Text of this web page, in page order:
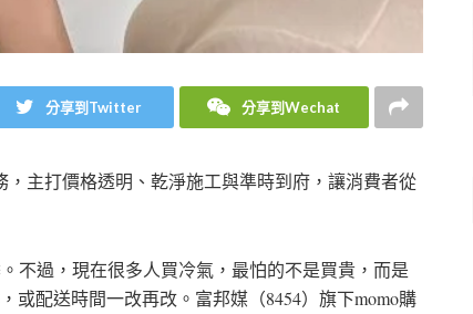
分享到Twitter 分享到Wechat
，主打價格透明、乾淨施工與準時到府，讓消費者從
不過，現在很多人買冷氣，最怕的不是買貴，而是
或配送時間一改再改。富邦媒（8454）旗下momo購